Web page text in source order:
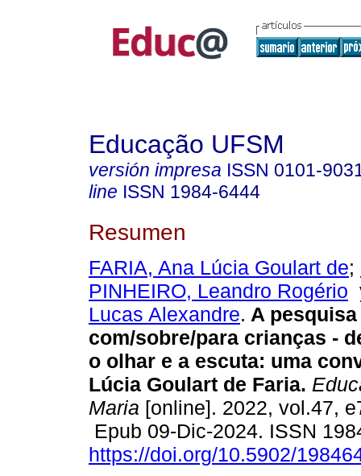
Educação UFSM
versión impresa ISSN 0101-
line ISSN 1984-6444
Resumen
FARIA, Ana Lúcia Goulart de;
PINHEIRO, Leandro Rogério
Lucas Alexandre. A pesquisa
com/sobre/para crianças -
o olhar e a escuta: uma
Lúcia Goulart de Faria.
Maria [online]. 2022, vol.47,
Epub 09-Dic-2024. ISSN
https://doi.org/10.5902/